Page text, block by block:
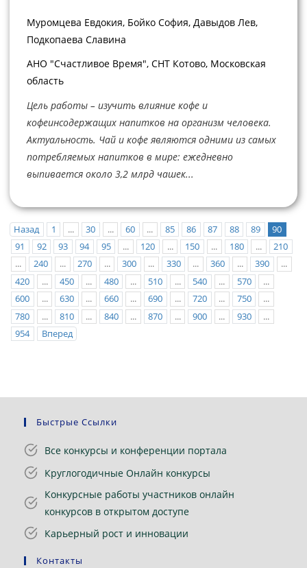
Муромцева Евдокия, Бойко София, Давыдов Лев,
Подкопаева Славина
АНО "Счастливое Время", СНТ Котово, Московская
область
Цель работы – изучить влияние кофе и
кофеинсодержащих напитков на организм человека.
Актуальность. Чай и кофе являются одними из самых
потребляемых напитков в мире: ежедневно
выпивается около 3,2 млрд чашек...
Назад 1 ... 30 ... 60 ... 85 86 87 88 89
90
91
92 93 94 95 ... 120 ... 150 ... 180 ...
210
...
240 ... 270 ... 300 ... 330 ... 360 ... 390
...
420
... 450 ... 480 ... 510 ... 540 ... 570
...
600
... 630 ... 660 ... 690 ... 720 ... 750
...
780
... 810 ... 840 ... 870 ... 900 ... 930
...
954
Вперед
Быстрые Ссылки
Все конкурсы и конференции портала
Круглогодичные Онлайн конкурсы
Конкурсные работы участников онлайн
конкурсов в открытом доступе
Карьерный рост и инновации
Контакты